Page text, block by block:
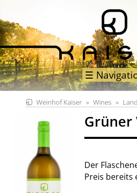
☰
Weinhof Kaiser Wines
Der
Preis bereits